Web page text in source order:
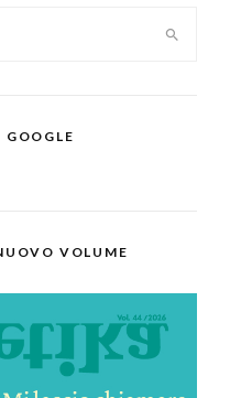
GOOGLE
VOLUME